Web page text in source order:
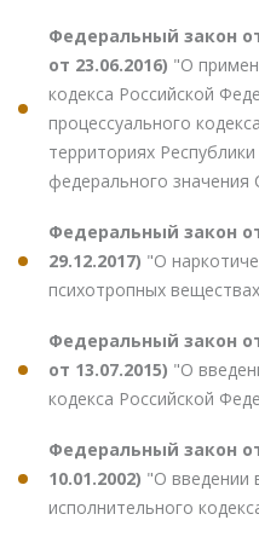
Федеральный закон
от 23.06.2016) "О
кодекса Российской
процессуального
территориях
федерального значения
Федеральный закон
29.12.2017) "О
психотропных
Федеральный закон
от 13.07.2015) "О
кодекса Российской
Федеральный закон
10.01.2002) "О введении
исполнительного